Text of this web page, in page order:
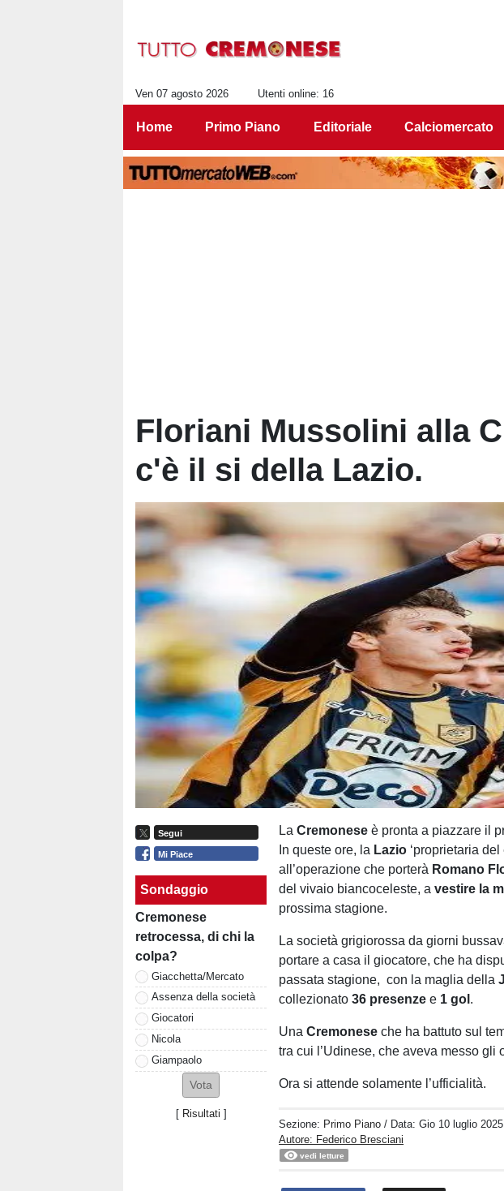
Ven 07 agosto 2026 Utenti online: 16
Home Primo Piano Editoriale Calciomercato
Floriani Mussolini alla
c'è il si della Lazio.
Segui
Mi Piace
Sondaggio
Cremonese
retrocessa, di chi la
colpa?
Giacchetta/Mercato
Assenza della società
Giocatori
Nicola
Giampaolo
[ Risultati ]
LaCremonese è pronta a piazzare il
In queste ore, la Lazio ‘proprietaria del
all’operazione che porterà Romano
del vivaio biancoceleste, avestire la
prossima stagione.
La società grigiorossa da giorni
portare a casa il giocatore, che ha
passata stagione, con la maglia della
collezionato36 presenze e 1 gol .
UnaCremonese che ha battuto sul
tra cui l’Udinese, che aveva messo gli
Ora si attende solamente l’ufficialità.
Sezione: Primo Piano / Data:Gio 10 luglio
Autore: Federico Bresciani
vedi letture